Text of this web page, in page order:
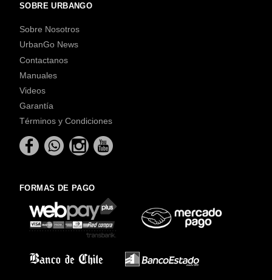
SOBRE URBANGO
Sobre Nosotros
UrbanGo News
Contactanos
Manuales
Videos
Garantía
Términos y Condiciones
FORMAS DE PAGO